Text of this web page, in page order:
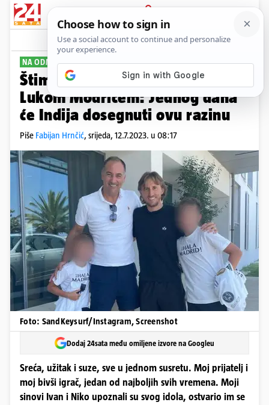
PRIJAVA
Sport Komentari
NA ODMORU
Štimac i sinovi fotografirali se s
Lukom Modrićem: Jednog dana
će Indija dosegnuti ovu razinu
Piše Fabijan Hrnčić, srijeda, 12.7.2023. u 08:17
Foto: SandKeysurf/Instagram, Screenshot
Dodaj 24sata među omiljene izvore na Googleu
Sreća, užitak i suze, sve u jednom susretu. Moj prijatelj i
moj bivši igrač, jedan od najboljih svih vremena. Moji
sinovi Ivan i Niko upoznali su svog idola, ostvario im se